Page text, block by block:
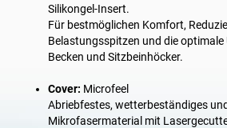
Silikongel-Insert.
Für bestmöglichen Komfort,
Belastungsspitzen und die
Becken und Sitzbeinhöcker.
Cover: Microfeel
Abriebfestes, wetterbeständiges
Mikrofasermaterial mit